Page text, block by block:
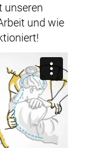
unseren
und wie